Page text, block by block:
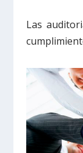
Las